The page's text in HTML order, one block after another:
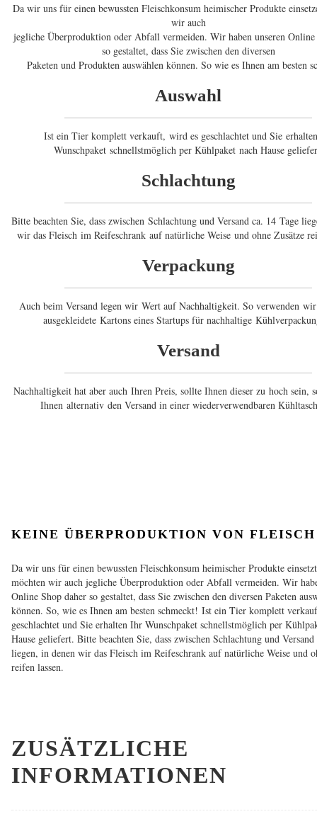
Da wir uns für einen bewussten Fleischkonsum heimischer Produkte
wir auch
jegliche Überproduktion oder Abfall vermeiden. Wir haben unseren Online
so gestaltet, dass Sie zwischen den diversen
Paketen und Produkten auswählen können. So wie es Ihnen am besten
Auswahl
Ist ein Tier komplett verkauft, wird es geschlachtet und Sie
Wunschpaket schnellstmöglich per Kühlpaket nach Hause
Schlachtung
Bitte beachten Sie, dass zwischen Schlachtung und Versand ca. 14 Tage
wir das Fleisch im Reifeschrank auf natürliche Weise und ohne Zusätze
Verpackung
Auch beim Versand legen wir Wert auf Nachhaltigkeit. So verwenden
ausgekleidete Kartons eines Startups für nachhaltige
Versand
Nachhaltigkeit hat aber auch Ihren Preis, sollte Ihnen dieser zu hoch sein,
Ihnen alternativ den Versand in einer wiederverwendbaren
KEINE ÜBERPRODUKTION VON FLEISCH
Da wir uns für einen bewussten Fleischkonsum heimischer Produkte
möchten wir auch jegliche Überproduktion oder Abfall vermeiden. Wir
Online Shop daher so gestaltet, dass Sie zwischen den diversen Paketen
können. So, wie es Ihnen am besten schmeckt! Ist ein Tier komplett
geschlachtet und Sie erhalten Ihr Wunschpaket schnellstmöglich per
Hause geliefert. Bitte beachten Sie, dass zwischen Schlachtung und
liegen, in denen wir das Fleisch im Reifeschrank auf natürliche Weise und
reifen lassen.
ZUSÄTZLICHE
INFORMATIONEN